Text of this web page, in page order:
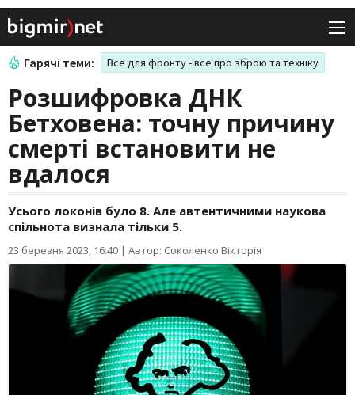
Гарячі теми: Все для фронту - все про зброю та техніку
Розшифровка ДНК
Бетховена: точну причину
смерті встановити не
вдалося
Усього локонів було 8. Але автентичними наукова
спільнота визнала тільки 5.
23 березня 2023, 16:40 | Автор: Соколенко Вікторія